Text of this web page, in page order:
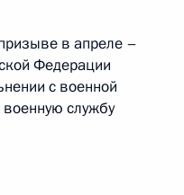
в апреле –
Федерации
с военной
службу